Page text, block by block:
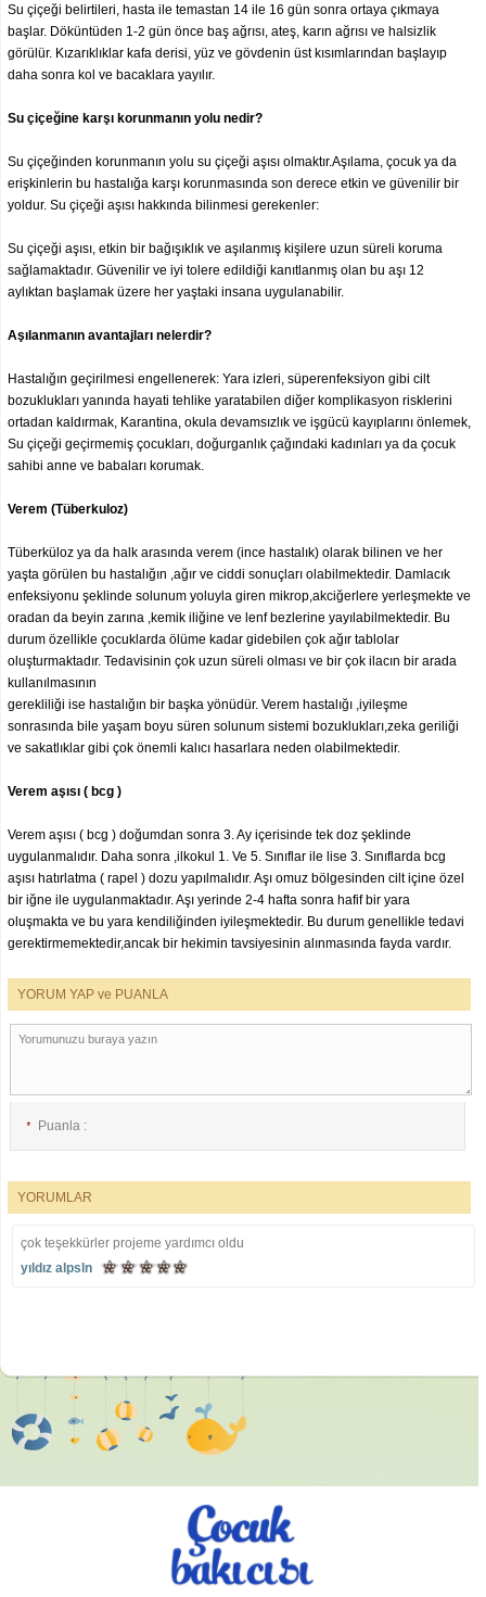
Su çiçeği belirtileri, hasta ile temastan 14 ile 16 gün sonra ortaya çıkmaya
başlar. Döküntüden 1-2 gün önce baş ağrısı, ateş, karın ağrısı ve halsizlik
görülür. Kızarıklıklar kafa derisi, yüz ve gövdenin üst kısımlarından başlayıp
daha sonra kol ve bacaklara yayılır.
Su çiçeğine karşı korunmanın yolu nedir?
Su çiçeğinden korunmanın yolu su çiçeği aşısı olmaktır.Aşılama, çocuk ya da
erişkinlerin bu hastalığa karşı korunmasında son derece etkin ve güvenilir bir
yoldur. Su çiçeği aşısı hakkında bilinmesi gerekenler:
Su çiçeği aşısı, etkin bir bağışıklık ve aşılanmış kişilere uzun süreli koruma
sağlamaktadır. Güvenilir ve iyi tolere edildiği kanıtlanmış olan bu aşı 12
aylıktan başlamak üzere her yaştaki insana uygulanabilir.
Aşılanmanın avantajları nelerdir?
Hastalığın geçirilmesi engellenerek: Yara izleri, süperenfeksiyon gibi cilt
bozuklukları yanında hayati tehlike yaratabilen diğer komplikasyon risklerini
ortadan kaldırmak, Karantina, okula devamsızlık ve işgücü kayıplarını önlemek,
Su çiçeği geçirmemiş çocukları, doğurganlık çağındaki kadınları ya da çocuk
sahibi anne ve babaları korumak.
Verem (Tüberkuloz)
Tüberküloz ya da halk arasında verem (ince hastalık) olarak bilinen ve her
yaşta görülen bu hastalığın ,ağır ve ciddi sonuçları olabilmektedir. Damlacık
enfeksiyonu şeklinde solunum yoluyla giren mikrop,akciğerlere yerleşmekte ve
oradan da beyin zarına ,kemik iliğine ve lenf bezlerine yayılabilmektedir. Bu
durum özellikle çocuklarda ölüme kadar gidebilen çok ağır tablolar
oluşturmaktadır. Tedavisinin çok uzun süreli olması ve bir çok ilacın bir arada
kullanılmasının
gerekliliği ise hastalığın bir başka yönüdür. Verem hastalığı ,iyileşme
sonrasında bile yaşam boyu süren solunum sistemi bozuklukları,zeka geriliği
ve sakatlıklar gibi çok önemli kalıcı hasarlara neden olabilmektedir.
Verem aşısı ( bcg )
Verem aşısı ( bcg ) doğumdan sonra 3. Ay içerisinde tek doz şeklinde
uygulanmalıdır. Daha sonra ,ilkokul 1. Ve 5. Sınıflar ile lise 3. Sınıflarda bcg
aşısı hatırlatma ( rapel ) dozu yapılmalıdır. Aşı omuz bölgesinden cilt içine özel
bir iğne ile uygulanmaktadır. Aşı yerinde 2-4 hafta sonra hafif bir yara
oluşmakta ve bu yara kendiliğinden iyileşmektedir. Bu durum genellikle tedavi
gerektirmemektedir,ancak bir hekimin tavsiyesinin alınmasında fayda vardır.
YORUM YAP ve PUANLA
* Puanla :
* E-posta :
YORUMLAR
çok teşekkürler projeme yardımcı oldu
yıldız alpsln